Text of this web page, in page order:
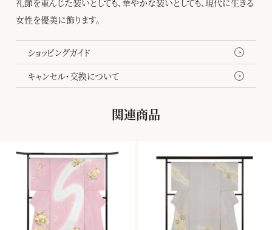
礼節を重んじた装いとしても、華やかな装いとしても、現代に生きる
女性を優美に飾ります。
ショッピングガイド
キャンセル・交換について
関連商品